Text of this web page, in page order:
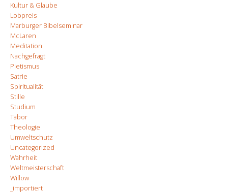
Kultur & Glaube
Lobpreis
Marburger Bibelseminar
McLaren
Meditation
Nachgefragt
Pietismus
Satrie
Spiritualität
Stille
Studium
Tabor
Theologie
Umweltschutz
Uncategorized
Wahrheit
Weltmeisterschaft
Willow
_importiert